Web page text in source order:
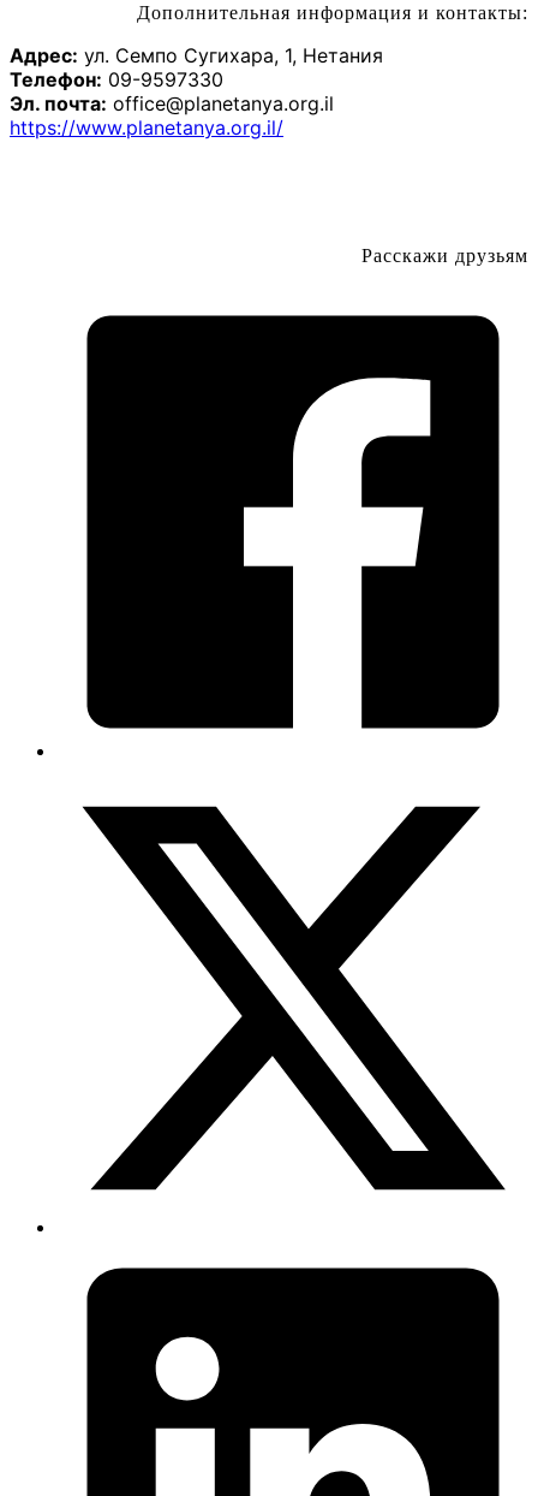
Дополнительная информация и контакты:
Адрес: ул. Семпо Сугихара, 1, Нетания
Телефон: 09-9597330
Эл. почта: office@planetanya.org.il
https://www.planetanya.org.il/
Расскажи друзьям